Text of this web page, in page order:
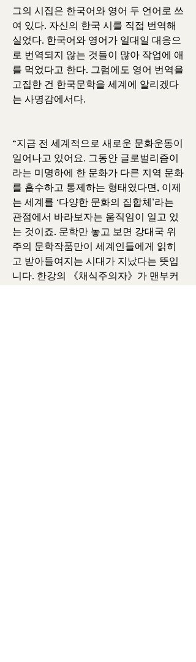
그의 시집은 한국어와 영어 두 언어로 쓰
여 있다. 자신의 한국 시를 직접 번역해
실었다. 한국어와 영어가 일대일 대응으
로 번역되지 않는 것들이 많아 작업에 애
를 먹었다고 한다. 그럼에도 영어 번역을
고집한 건 한국문학을 세계에 알리겠다
는 사명감에서다.
“지금 전 세계적으로 새로운 문화운동이
일어나고 있어요. 그동안 글로벌리즘이
라는 미명하에 한 문화가 다른 지역 문화
를 흡수하고 통제하는 형태였다면, 이제
는 세계를 ‘다양한 문화의 집합체’라는
관점에서 바라보자는 움직임이 일고 있
는 것이죠. 문학만 놓고 보면 강대국 위
주의 문학작품만이 세계인들에게 읽히
고 받아들여지는 시대가 지났다는 뜻입
니다. 한강의 《채식주의자》가 맨부커